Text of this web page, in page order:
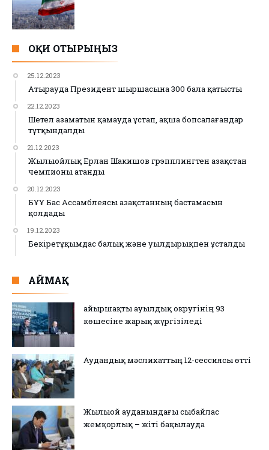
ОҚИ ОТЫРЫҢЫЗ
25.12.2023
Атырауда Президент шыршасына 300 бала қатысты
22.12.2023
Шетел азаматын қамауда ұстап, ақша бопсалағандар
тұтқындалды
21.12.2023
Жылыойлық Ерлан Шакишов грэпплингтен Қазақстан
чемпионы атанды
20.12.2023
БҰҰ Бас Ассамблеясы Қазақстанның бастамасын
қолдады
19.12.2023
Бекіретұқымдас балық және уылдырықпен ұсталды
АЙМАҚ
Қайыршақты ауылдық округінің 93
көшесіне жарық жүргізіледі
Аудандық мәслихаттың 12-сессиясы өтті
Жылыой ауданындағы сыбайлас
жемқорлық – жіті бақылауда